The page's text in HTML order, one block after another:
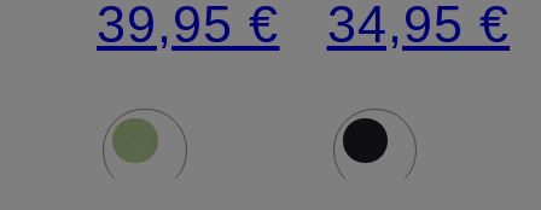
39,95 € 34,95 €